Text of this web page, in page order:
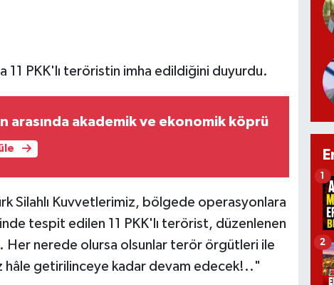
11 PKK'lı teröristin imha edildiğini duyurdu.
arasında akademik ve ekonomik köprü
Silahlı Kuvvetlerimiz, bölgede operasyonlara
tespit edilen 11 PKK'lı terörist, düzenlenen
Her nerede olursa olsunlar terör örgütleri ile
getirilinceye kadar devam edecek!.."
1
2